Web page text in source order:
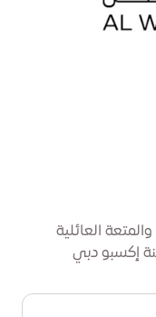
العائلية
إكسبو دبي